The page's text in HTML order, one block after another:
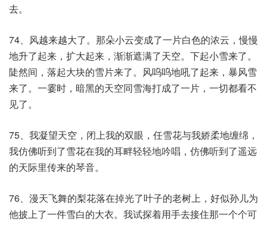
去。
74、风越来越大了。那朵小云变成了一片白色的浓云，慢慢
地升了起来，扩大起来，渐渐遮满了天空。下起小雪来了。
陡然间，落起大块的雪片来了。风呜呜地吼了起来，暴风雪
来了。一霎时，暗黑的天空同雪海打成了一片，一切都看不
见了。
75、我凝望天空，闭上我的双眼，任雪花与我娇柔地缠绵，
我仿佛听到了雪花在我的耳畔轻轻地吟唱，仿佛听到了遥远
的天际里传来的琴音。
76、漫天飞舞的梨花落在掉光了叶子的老树上，好似孙儿为
他披上了一件雪白的大衣。我试探着用手去接住那一个个可